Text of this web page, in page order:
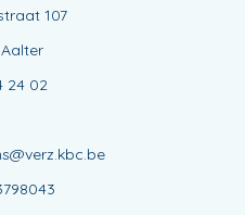
107
24 02